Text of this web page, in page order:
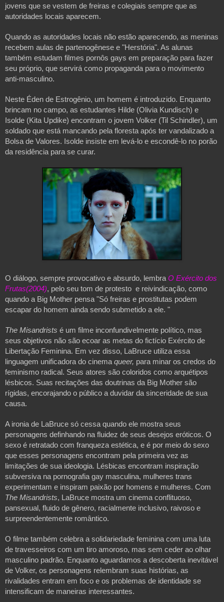
jovens que se vestem de freiras e colegiais sempre que as
autoridades locais aparecem.
Quando as autoridades locais não estão aparecendo, as meninas
recebem aulas de partenogênese e "Herstória". As alunas
também estudam filmes pornôs gays em preparação para fazer
seu próprio, que servirá como propaganda para o movimento
anti-masculino.
Neste Éden de Estrogênio, um homem é introduzido. Enquanto
brincam no campo, as estudantes Hilde (Olivia Kundisch) e
Isolde (Kita Updike) encontram o jovem Volker (Til Schindler), um
soldado que está mancando pela floresta após ter vandalizado a
Bolsa de Valores. Isolde insiste em levá-lo e escondê-lo no porão
da residência para se curar.
O diálogo, sempre provocativo e absurdo, lembra O Exército dos
Frutas(2004), pelo seu tom de protesto  e reivindicação, como
quando a Big Mother pensa "Só freiras e prostitutas podem
escapar do homem ainda sendo submetido a ele. "
The Misandrists é um filme inconfundivelmente político, mas
seus objetivos não são ecoar as metas do fictício Exército de
Libertação Feminina. Em vez disso, LaBruce utiliza essa
linguagem unificadora do cinema queer, para minar os credos do
feminismo radical. Seus atores são coloridos como arquétipos
lésbicos. Suas recitações das doutrinas da Big Mother são
rígidas, encorajando o público a duvidar da sinceridade de sua
causa.
A ironia de LaBruce só cessa quando ele mostra seus
personagens definhando na fluidez de seus desejos eróticos. O
sexo é retratado com franqueza estética, e é por meio do sexo
que esses personagens encontram pela primeira vez as
limitações de sua ideologia. Lésbicas encontram inspiração
subversiva na pornografia gay masculina, mulheres trans
The Misandrists, LaBruce mostra um cinema conflituoso,
pansexual, fluido de gênero, racialmente inclusivo, raivoso e
surpreendentemente romântico.
O filme também celebra a solidariedade feminina com uma luta
de travesseiros com um tiro amoroso, mas sem ceder ao olhar
masculino padrão. Enquanto aguardamos a descoberta inevitável
de Volker, os personagens relembram suas histórias, as
rivalidades entram em foco e os problemas de identidade se
intensificam de maneiras interessantes.